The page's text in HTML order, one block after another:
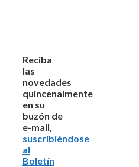
Reciba
las
novedades
quincenalmente
en su
buzón de
e-mail,
suscribiéndose
al
Boletín